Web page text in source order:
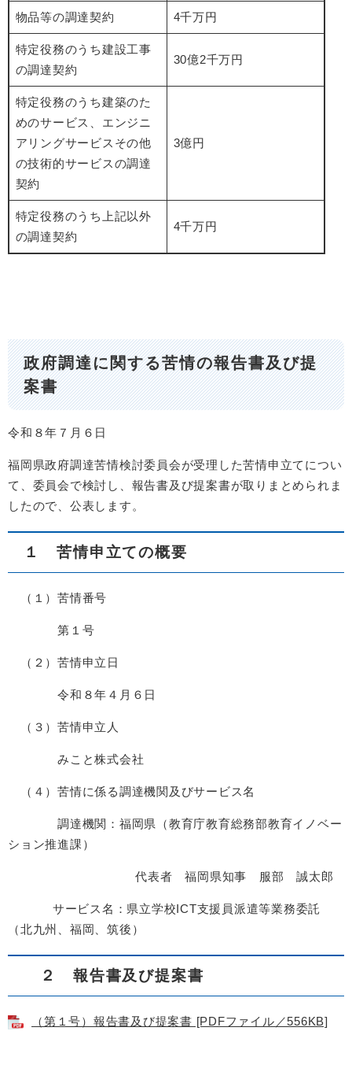
物品等の調達契約 4千万円
特定役務のうち建設工事
の調達契約
30億2千万円
特定役務のうち建築のた
めのサービス、エンジニ
アリングサービスその他
の技術的サービスの調達
契約
3億円
特定役務のうち上記以外
の調達契約
4千万円
政府調達に関する苦情の報告書及び提
案書
令和８年７月６日
福岡県政府調達苦情検討委員会が受理した苦情申立てについ
て、委員会で検討し、報告書及び提案書が取りまとめられま
したので、公表します。
１ 苦情申立ての概要
（１）苦情番号
第１号
（２）苦情申立日
令和８年４月６日
（３）苦情申立人
みこと株式会社
（４）苦情に係る調達機関及びサービス名
調達機関：福岡県（教育庁教育総務部教育イノベー
ション推進課）
代表者 福岡県知事 服部 誠太郎
サービス名：県立学校ICT支援員派遣等業務委託
（北九州、福岡、筑後）
２ 報告書及び提案書
（第１号）報告書及び提案書 [PDFファイル／556KB]